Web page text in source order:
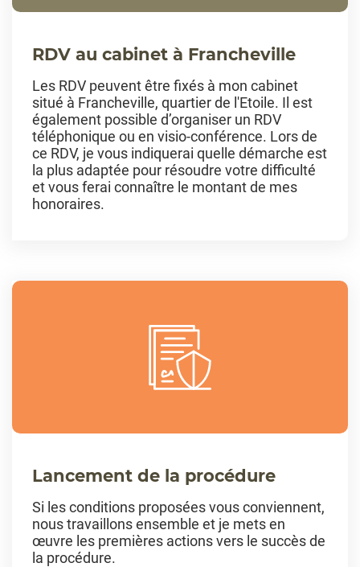
RDV au cabinet à Francheville
Les RDV peuvent être fixés à mon cabinet
situé à Francheville, quartier de l'Etoile. Il est
également possible d’organiser un RDV
téléphonique ou en visio-conférence. Lors de
ce RDV, je vous indiquerai quelle démarche est
la plus adaptée pour résoudre votre difficulté
et vous ferai connaître le montant de mes
honoraires.
Lancement de la procédure
Si les conditions proposées vous conviennent,
nous travaillons ensemble et je mets en
œuvre les premières actions vers le succès de
la procédure.